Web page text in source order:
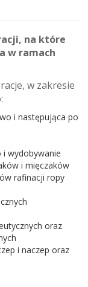
na które
w ramach
w zakresie
i następująca po
i wydobywanie
i mięczaków
rafinacji ropy
oraz
i naczep oraz